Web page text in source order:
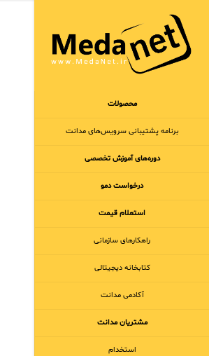
محصولات
برنامه‌ پشتیبانی سرویس‌های مدانت
دوره‌های آموزش تخصصی
درخواست دمو
استعلام قیمت
راهکارهای سازمانی
کتابخانه دیجیتالی
آکادمی مدانت
مشتریان مدانت
استخدام